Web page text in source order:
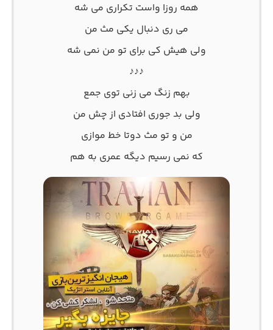
همه روزا واست تکراری می شه
می ری دنبال یکی مث من
ولی هیش کی برای تو من نمی شه
♪♪♪
بهم زنگ می زنی توی جمع
ولی بد جوری افتادی از چش من
من و تو مث دوتا خط موازی
که نمی رسیم دیگه عمری به هم